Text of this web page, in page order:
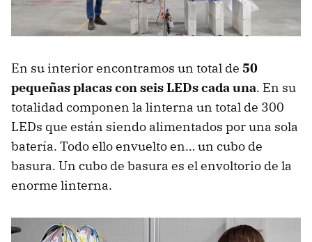
En su interior encontramos un total de 50
pequeñas placas con seis LEDs cada una. En su
totalidad componen la linterna un total de 300
LEDs que están siendo alimentados por una sola
batería. Todo ello envuelto en… un cubo de
basura. Un cubo de basura es el envoltorio de la
enorme linterna.